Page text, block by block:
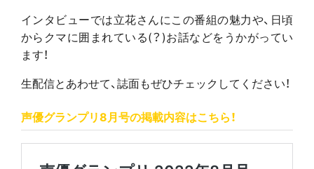
インタビューでは立花さんにこの番組の魅力や、日頃
からクマに囲まれている(？)お話などをうかがってい
ます！
生配信とあわせて、誌面もぜひチェックしてください！
声優グランプリ8月号の掲載内容はこちら！